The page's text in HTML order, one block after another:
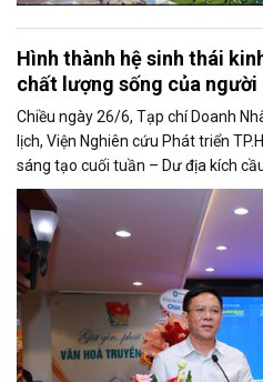
Hình thành hệ sinh thái
chất lượng sống của người
Chiều ngày 26/6, Tạp chí Doanh
lịch, Viện Nghiên cứu Phát triển
sáng tạo cuối tuần – Dư địa kích
cáo năng lực phát triển doanh
trọng giới thiệu phát biểu của ông
Sở Văn hoá - Thể thao TP.HCM tại